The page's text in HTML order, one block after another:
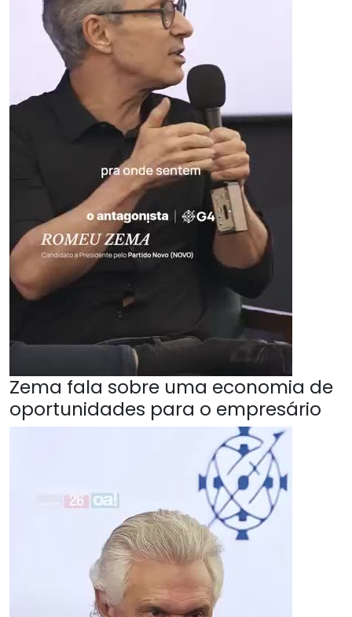
Zema fala sobre uma economia de
oportunidades para o empresário